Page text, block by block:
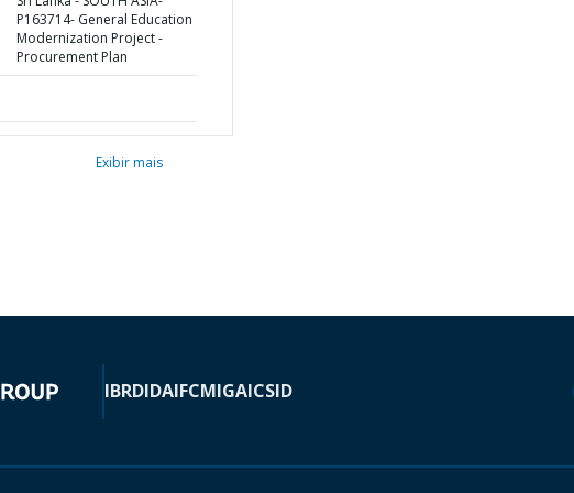
P163714- General Education
Modernization Project -
Procurement Plan
Exibir mais
IBRDIDAIFCMIGAICSID